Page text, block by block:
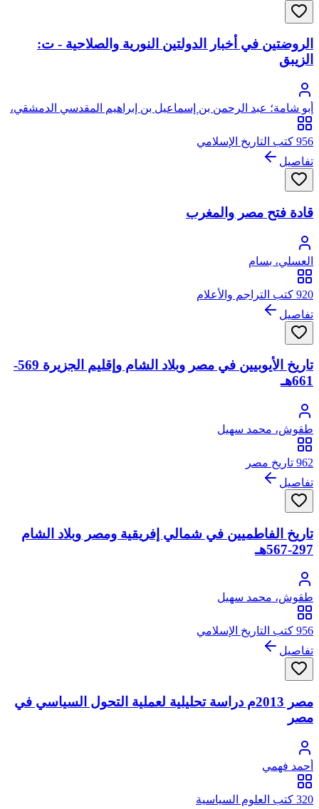
الروضتين في أخبار الدولتين النورية والصلاحية - ت:
الزيبق
أبو شامة؛ عبد الرحمن بن إسماعيل بن إبراهيم المقدسي الدمشقي،
أبو القاسم، شهاب الدين، أبو شامة
956 كتب التاريخ الإسلامي
تفاصيل
قادة فتح مصر والمغرب
العسلي، بسام
920 كتب التراجم والأعلام
تفاصيل
تاريخ الأيوبيين في مصر وبلاد الشام وإقليم الجزيرة 569-
661هـ
طقوش، محمد سهيل
962 تاريخ مصر
تفاصيل
تاريخ الفاطميين في شمالي إفريقية ومصر وبلاد الشام
297-567هـ
طقوش، محمد سهيل
956 كتب التاريخ الإسلامي
تفاصيل
مصر 2013م دراسة تحليلية لعملية التحول السياسي في
مصر
أحمد فهمي
320 كتب العلوم السياسية